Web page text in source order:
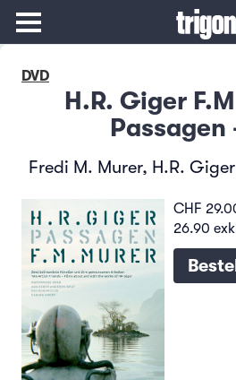
DVD
H.R. Giger
Passagen
Fredi M. Murer, H.R.
CHF
26.90